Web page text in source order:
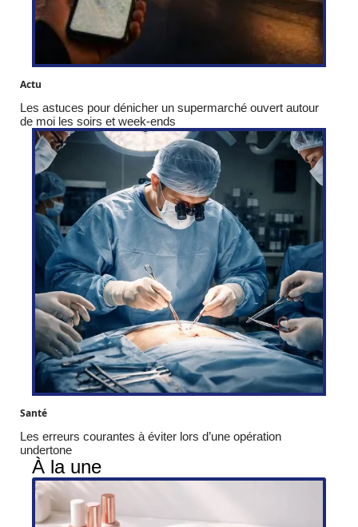
Actu
Les astuces pour dénicher un supermarché ouvert autour
de moi les soirs et week-ends
Santé
Les erreurs courantes à éviter lors d’une opération
undertone
À la une